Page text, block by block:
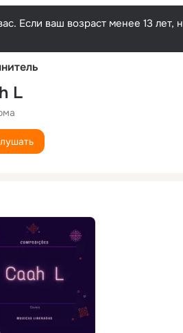
Если ваш возраст менее 13
L